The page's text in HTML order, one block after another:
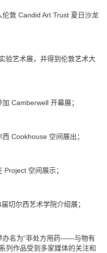
敦 Candid Art Trust 夏日沙龙
验艺术展，并得到伦敦艺术大
Camberwell 开幕展；
Cookhouse 空间展出；
空间展示；
切尔西艺术学院介绍展；
办名为“非处方用药——与物有
列作品受到多家媒体的关注和